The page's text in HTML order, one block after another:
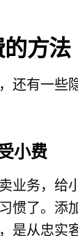
方法
还有一些
小费
业务，给
惯了。添
是从忠实